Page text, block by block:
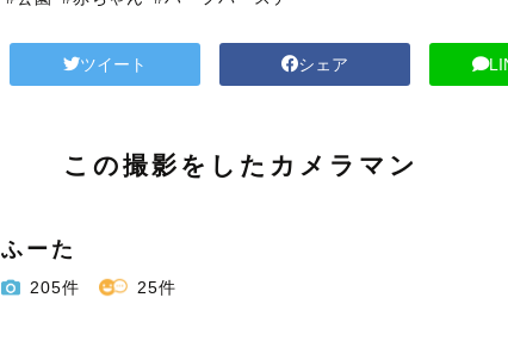
ツイート シェア
この撮影をしたカメラマン
ふーた
205件 25件